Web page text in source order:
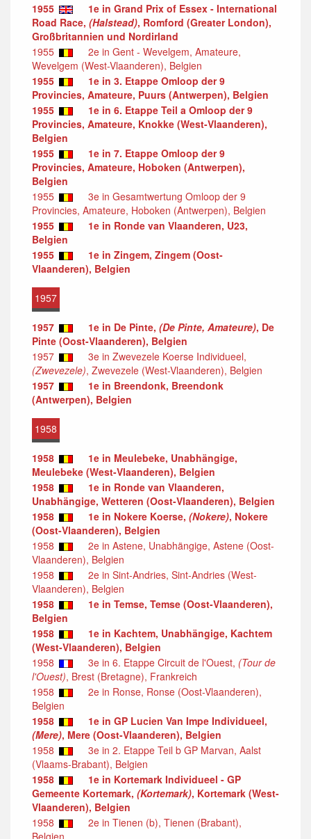
1955
1e in Grand Prix of Essex - International
Road Race, (Halstead), Romford (Greater London),
Großbritannien und Nordirland
1955
2e in Gent - Wevelgem, Amateure,
Wevelgem (West-Vlaanderen), Belgien
1955
1e in 3. Etappe Omloop der 9
Provincies, Amateure, Puurs (Antwerpen), Belgien
1955
1e in 6. Etappe Teil a Omloop der 9
Provincies, Amateure, Knokke (West-Vlaanderen),
Belgien
1955
1e in 7. Etappe Omloop der 9
Provincies, Amateure, Hoboken (Antwerpen),
Belgien
1955
3e in Gesamtwertung Omloop der 9
Provincies, Amateure, Hoboken (Antwerpen), Belgien
1955
1e in Ronde van Vlaanderen, U23,
Belgien
1955
1e in Zingem, Zingem (Oost-
Vlaanderen), Belgien
1957
1957 1e in De Pinte, (De Pinte, Amateure), De
Pinte (Oost-Vlaanderen), Belgien
1957
3e in Zwevezele Koerse Individueel,
(Zwevezele), Zwevezele (West-Vlaanderen), Belgien
1957
1e in Breendonk, Breendonk
(Antwerpen), Belgien
1958
1958
1e in Meulebeke, Unabhängige,
Meulebeke (West-Vlaanderen), Belgien
1958
1e in Ronde van Vlaanderen,
Unabhängige, Wetteren (Oost-Vlaanderen), Belgien
1958
1e in Nokere Koerse, (Nokere), Nokere
(Oost-Vlaanderen), Belgien
1958
2e in Astene, Unabhängige, Astene (Oost-
Vlaanderen), Belgien
1958
2e in Sint-Andries, Sint-Andries (West-
Vlaanderen), Belgien
1958
1e in Temse, Temse (Oost-Vlaanderen),
Belgien
1958
1e in Kachtem, Unabhängige, Kachtem
(West-Vlaanderen), Belgien
1958
3e in 6. Etappe Circuit de l'Ouest, (Tour de
l'Ouest), Brest (Bretagne), Frankreich
1958
2e in Ronse, Ronse (Oost-Vlaanderen),
Belgien
1958
1e in GP Lucien Van Impe Individueel,
(Mere), Mere (Oost-Vlaanderen), Belgien
1958
3e in 2. Etappe Teil b GP Marvan, Aalst
(Vlaams-Brabant), Belgien
1958
1e in Kortemark Individueel - GP
Gemeente Kortemark, (Kortemark), Kortemark (West-
Vlaanderen), Belgien
1958
2e in Tienen (b), Tienen (Brabant),
Belgien